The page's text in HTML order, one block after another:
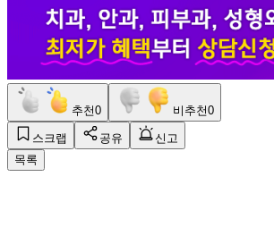
추천0 비추천0
스크랩 공유
신고
목록